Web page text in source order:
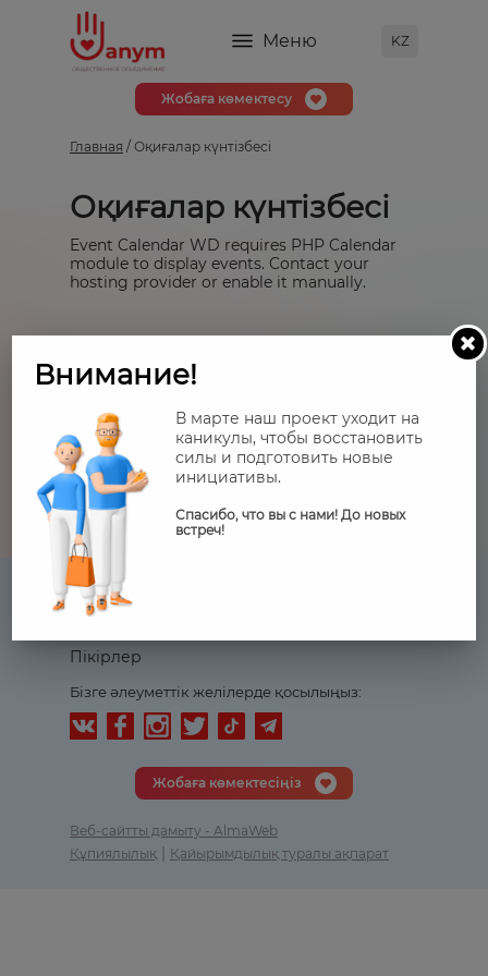
Меню KZ
Жобаға көмектесу
Главная / Оқиғалар күнтізбесі
Оқиғалар күнтізбесі
Event Calendar WD requires PHP Calendar
module to display events. Contact your
hosting provider or enable it manually.
Журнал
Біздің серіктестер
Пікірлер
Бізге әлеуметтік желілерде қосылыңыз:
Жобаға көмектесіңіз
Веб-сайтты дамыту - AlmaWeb
Құпиялылық | Қайырымдылық туралы ақпарат
Внимание!
В марте наш проект уходит на
каникулы, чтобы восстановить
силы и подготовить новые
инициативы.
Спасибо, что вы с нами! До новых
встреч!